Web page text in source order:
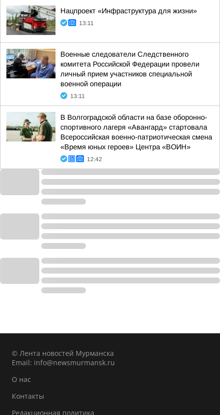
Нацпроект «Инфраструктура для жизни»
13:11
Военные следователи Следственного
комитета Российской Федерации провели
личный прием участников специальной
военной операции
13:11
В Волгоградской области на базе оборонно-
спортивного лагеря «Авангард» стартовала
Всероссийская военно-патриотическая смена
«Время юных героев» Центра «ВОИН»
12:42
© Лента новостей Мурманска
Email: info@newsmurmansk.ru
О нас
Контакты
Редакционная политика